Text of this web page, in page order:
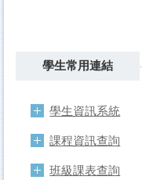
學生常用連結
學生資訊系統
課程資訊查詢
班級課表查詢